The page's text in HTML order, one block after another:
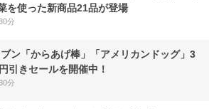
を使った新商品21品が登場
分
ン「からあげ棒」「アメリカンドッグ」3
引きセールを開催中！
分